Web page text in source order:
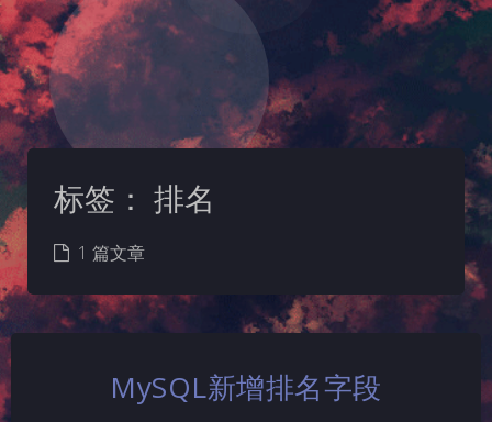
标签： 排名
1 篇文章
MySQL新增排名字段